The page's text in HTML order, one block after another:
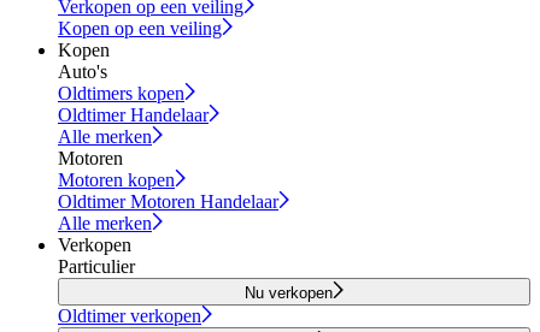
Verkopen op een veiling
Kopen op een veiling
Kopen
Auto's
Oldtimers kopen
Oldtimer Handelaar
Alle merken
Motoren
Motoren kopen
Oldtimer Motoren Handelaar
Alle merken
Verkopen
Particulier
Nu verkopen
Oldtimer verkopen